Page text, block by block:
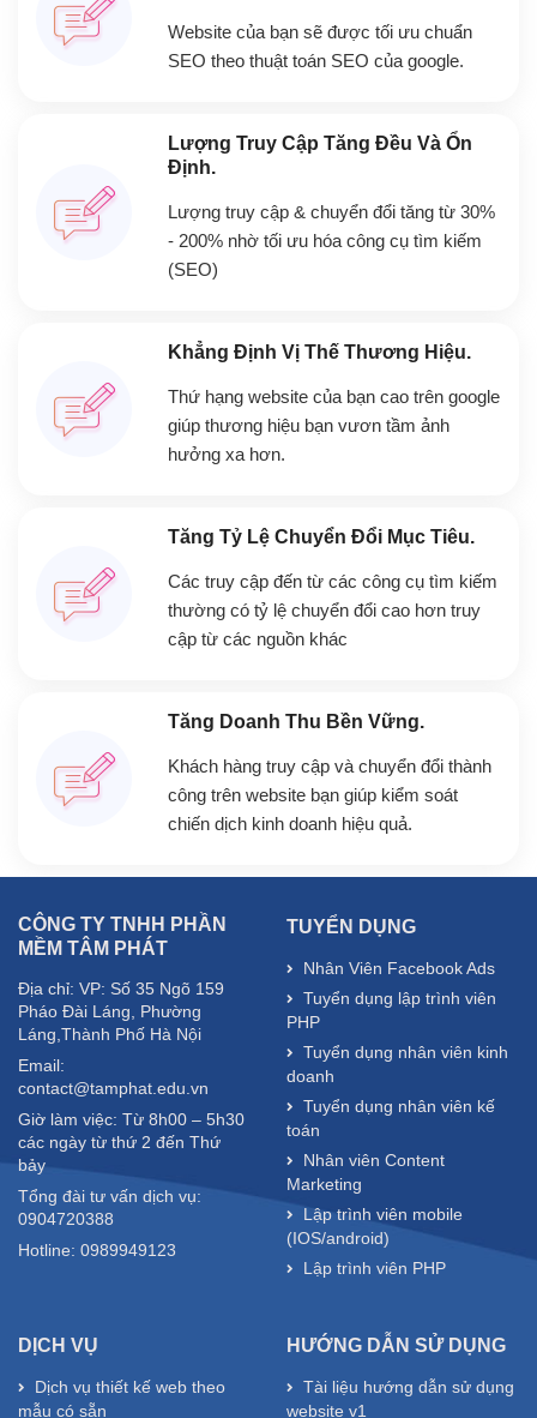
Website của bạn sẽ được tối ưu chuẩn
SEO theo thuật toán SEO của google.
Lượng Truy Cập Tăng Đều Và Ổn
Định.
Lượng truy cập & chuyển đổi tăng từ 30%
- 200% nhờ tối ưu hóa công cụ tìm kiếm
(SEO)
Khẳng Định Vị Thế Thương Hiệu.
Thứ hạng website của bạn cao trên google
giúp thương hiệu bạn vươn tầm ảnh
hưởng xa hơn.
Tăng Tỷ Lệ Chuyển Đổi Mục Tiêu.
Các truy cập đến từ các công cụ tìm kiếm
thường có tỷ lệ chuyển đổi cao hơn truy
cập từ các nguồn khác
Tăng Doanh Thu Bền Vững.
Khách hàng truy cập và chuyển đổi thành
công trên website bạn giúp kiểm soát
chiến dịch kinh doanh hiệu quả.
CÔNG TY TNHH PHẦN
MỀM TÂM PHÁT
Địa chỉ: VP: Số 35 Ngõ 159
Pháo Đài Láng, Phường
Láng,Thành Phố Hà Nội
Email:
contact@tamphat.edu.vn
Giờ làm việc: Từ 8h00 – 5h30
các ngày từ thứ 2 đến Thứ
bảy
Tổng đài tư vấn dịch vụ:
0904720388
Hotline: 0989949123
TUYỂN DỤNG
Nhân Viên Facebook Ads
Tuyển dụng lập trình viên
PHP
Tuyển dụng nhân viên kinh
doanh
Tuyển dụng nhân viên kế
toán
Nhân viên Content
Marketing
Lập trình viên mobile
(IOS/android)
Lập trình viên PHP
DỊCH VỤ
Dịch vụ thiết kế web theo
mẫu có sẵn
HƯỚNG DẪN SỬ DỤNG
Tài liệu hướng dẫn sử dụng
website v1